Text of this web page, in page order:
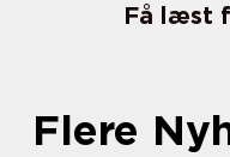
Få læst
Flere